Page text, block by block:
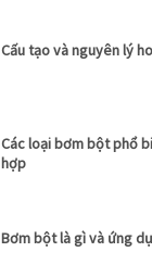
Cấu tạo và nguyên lý
Các loại bơm bột phổ
hợp
Bơm bột là gì và ứng